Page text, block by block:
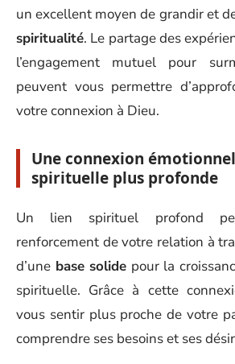
un excellent moyen de grandir et
spiritualité. Le partage des
l’engagement mutuel pour
peuvent vous permettre
votre connexion à Dieu.
Une connexion
spirituelle plus profonde
Un lien spirituel profond
renforcement de votre relation à
d’une base solide pour la
spirituelle. Grâce à cette
vous sentir plus proche de votre
comprendre ses besoins et ses